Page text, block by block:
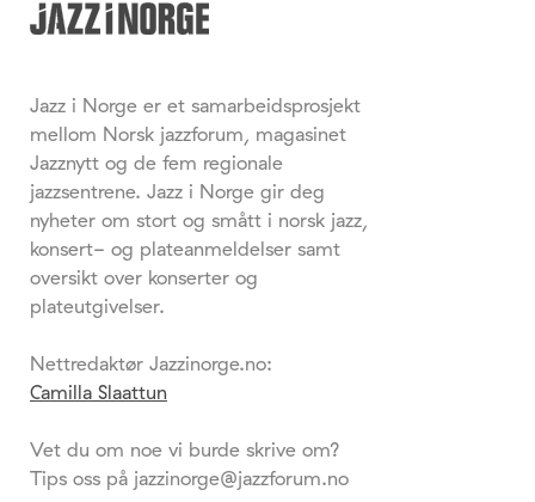
Jazz i Norge er et samarbeidsprosjekt
mellom Norsk jazzforum, magasinet
Jazznytt og de fem regionale
jazzsentrene. Jazz i Norge gir deg
nyheter om stort og smått i norsk jazz,
konsert- og plateanmeldelser samt
oversikt over konserter og
plateutgivelser.
Nettredaktør Jazzinorge.no:
Camilla Slaattun
Vet du om noe vi burde skrive om?
Tips oss på jazzinorge@jazzforum.no